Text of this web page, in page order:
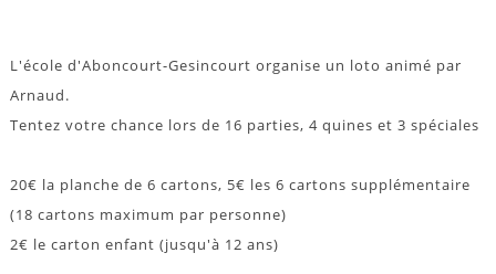
L'école d'Aboncourt-Gesincourt organise un loto animé par
Arnaud.
Tentez votre chance lors de 16 parties, 4 quines et 3 spéciales
20€ la planche de 6 cartons, 5€ les 6 cartons supplémentaire
(18 cartons maximum par personne)
2€ le carton enfant (jusqu'à 12 ans)